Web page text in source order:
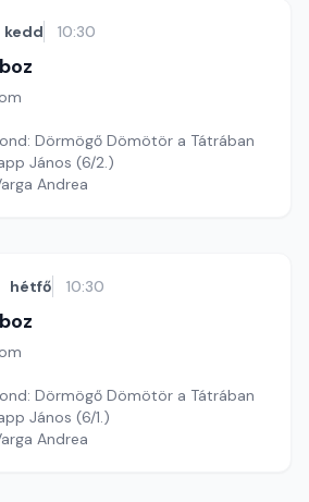
kedd 10:30
Dörmögő Dömötör a Tátrában
János (6/2.)
Andrea
hétfő 10:30
Dörmögő Dömötör a Tátrában
János (6/1.)
Andrea